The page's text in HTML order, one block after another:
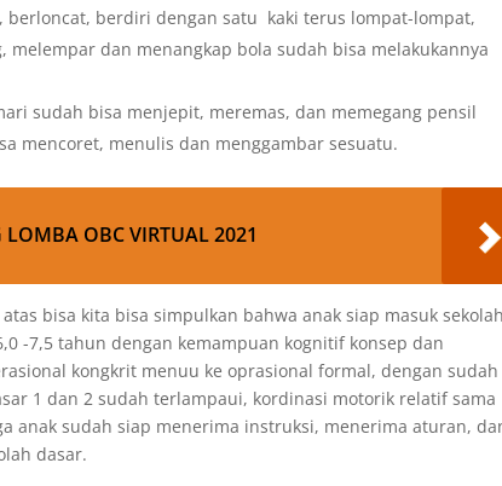
berloncat, berdiri dengan satu kaki terus lompat-lompat,
dan menangkap bola sudah bisa melakukannya
sudah bisa menjepit, meremas, dan memegang pensil
mencoret, menulis dan menggambar sesuatu.
OBC VIRTUAL 2021
bisa kita bisa simpulkan bahwa anak siap masuk sekolah
-7,5 tahun dengan kemampuan kognitif konsep dan
kongkrit menuu ke oprasional formal, dengan sudah
1 dan 2 sudah terlampaui, kordinasi motorik relatif sama
anak sudah siap menerima instruksi, menerima aturan,
dasar.